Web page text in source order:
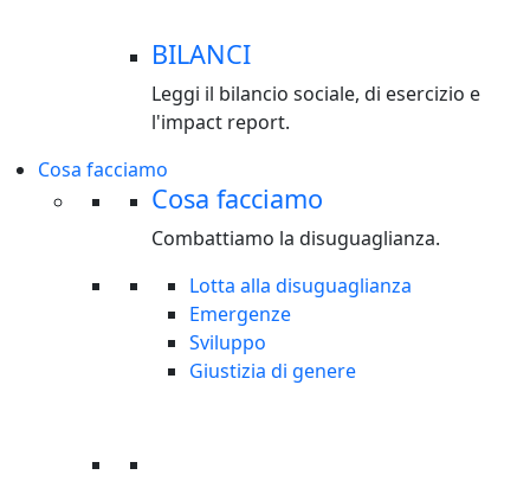
BILANCI
Leggi il bilancio sociale, di esercizio e
l'impact report.
Cosa facciamo
Cosa facciamo
Combattiamo la disuguaglianza.
Lotta alla disuguaglianza
Emergenze
Sviluppo
Giustizia di genere